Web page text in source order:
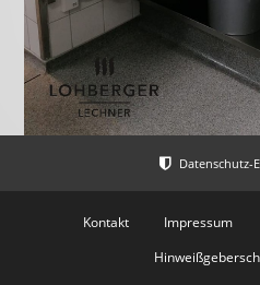
Kontakt Impressum